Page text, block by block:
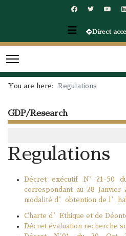
Direct
You are here: Regulations
GDP/Research
Regulations
Décret exécutif N° 21-50
correspondant au 28
modalité d’obtention de
Charte d’Ethique et de
Décret évaluation recherche